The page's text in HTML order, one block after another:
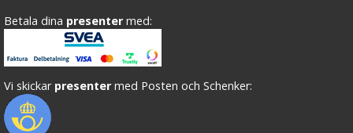
Betala dina presenter med:
Vi skickar presenter med Posten och Schenker: